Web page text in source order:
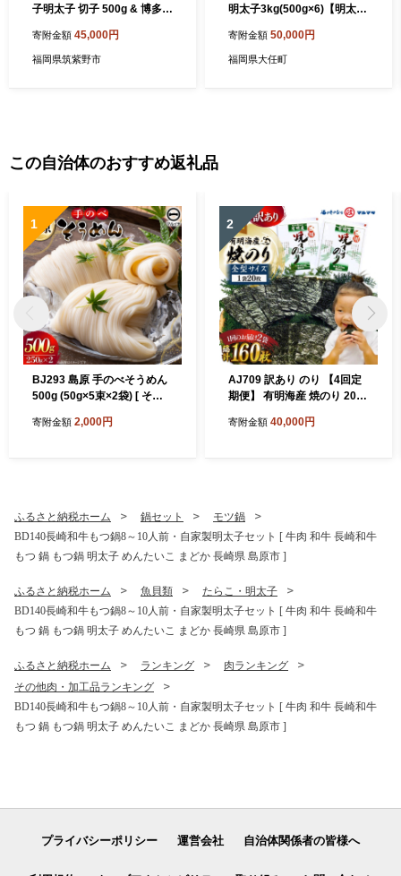
子明太子 切子 500g & 博多
[木村食品 福岡県 筑紫野市 2
1761213] 明太子 めんたいこ
寄附金額 45,000円
福岡県筑紫野市
明太子3kg(500g×6)【明太子
色 魚卵 卵 魚介類 贈答用 贈
答 ギフト 家庭用 家庭 お取り
寄附金額 50,000円
福岡県大任町
この自治体のおすすめ返礼品
1
BJ293 島原 手のべそうめん
500g (50g×5束×2袋) [ そう
うめん 島原素麺 麺 乾麺 国内
寄附金額 2,000円
2
AJ709 訳あり のり 【4回定
期便】 有明海産 焼のり 20枚
アリ おにぎり ご飯 手巻き寿
寄附金額 40,000円
ふるさと納税ホーム 鍋セット
モツ鍋
BD140長崎和牛もつ鍋8～10人前・自家製明太子セット [ 牛肉 和牛 長崎和牛
もつ 鍋 もつ鍋 明太子 めんたいこ まどか 長崎県 島原市 ]
ふるさと納税ホーム 魚貝類
たらこ・明太子
BD140長崎和牛もつ鍋8～10人前・自家製明太子セット [ 牛肉 和牛 長崎和牛
もつ 鍋 もつ鍋 明太子 めんたいこ まどか 長崎県 島原市 ]
ふるさと納税ホーム ランキング
肉ランキング
その他肉・加工品ランキング
BD140長崎和牛もつ鍋8～10人前・自家製明太子セット [ 牛肉 和牛 長崎和牛
もつ 鍋 もつ鍋 明太子 めんたいこ まどか 長崎県 島原市 ]
プライバシーポリシー 運営会社 自治体関係者の皆様へ